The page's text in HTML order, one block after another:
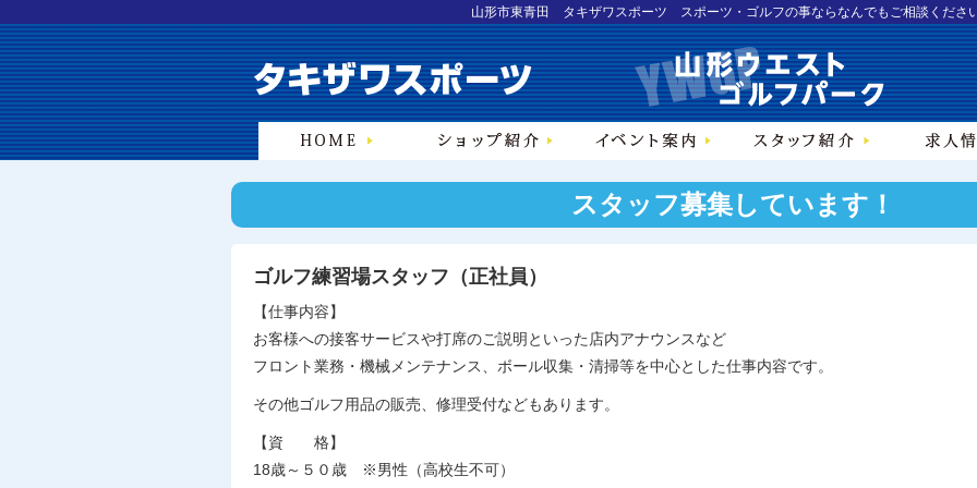
山形市東青田 タキザワスポーツ スポーツ・ゴルフの事ならなんでもご相談くださ
スタッフ募集しています！
ゴルフ練習場スタッフ（正社員）
【仕事内容】
お客様への接客サービスや打席のご説明といった店内アナウンスなど
フロント業務・機械メンテナンス、ボール収集・清掃等を中心とした仕事内容です。
その他ゴルフ用品の販売、修理受付などもあります。
【資 格】
18歳～５０歳 ※男性（高校生不可）